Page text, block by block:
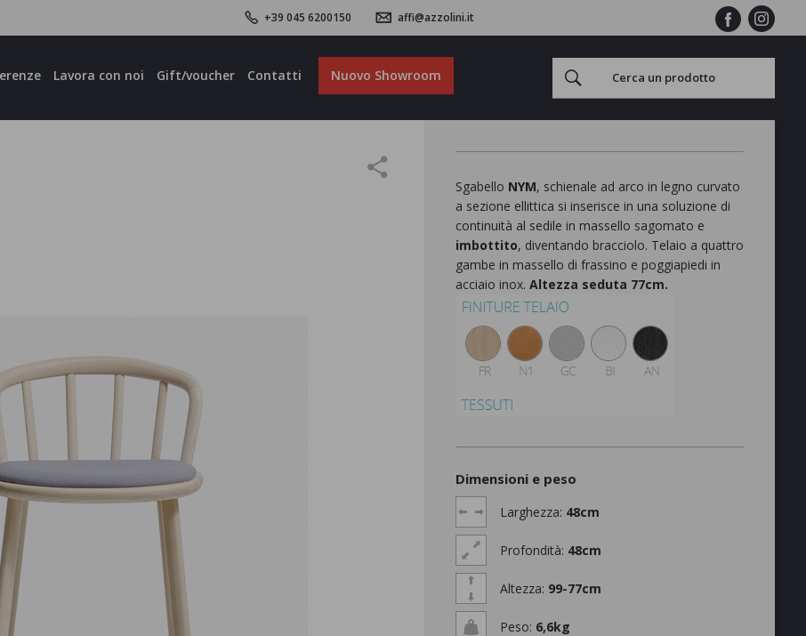
+39 045 6200150 affi@azzolini.it
Lavora con noi Gift/voucher Contatti Nuovo Showroom
Sgabello NYM, schienale ad arco in legno curvato
a sezione ellittica si inserisce in una soluzione di
continuità al sedile in massello sagomato e
imbottito, diventando bracciolo. Telaio a quattro
gambe in massello di frassino e poggiapiedi in
acciaio inox. Altezza seduta 77cm.
Dimensioni e peso
Larghezza: 48cm
Profondità: 48cm
Altezza: 99-77cm
Peso: 6,6kg